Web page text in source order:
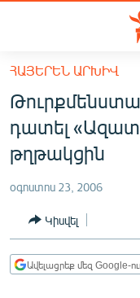
Մատչելիության
հիմնական
բովանդակությանը
հիմնական
մենյուին
ՀԱՅԱՍՏԱՆ
ՔԱՂԱՔԱԿԱՆ
ՀԱՍԱՐԱԿՈՒԹՅՈՒՆ
ՏՆՏԵՍՈՒԹՅՈՒՆ
ՀԱՅԵՐԵՆ ԱՐԽԻՎ
դատել
թղթակցին
օգոստոս 23, 2006
Կիսվել
Ավելացրեք մեզ Google-